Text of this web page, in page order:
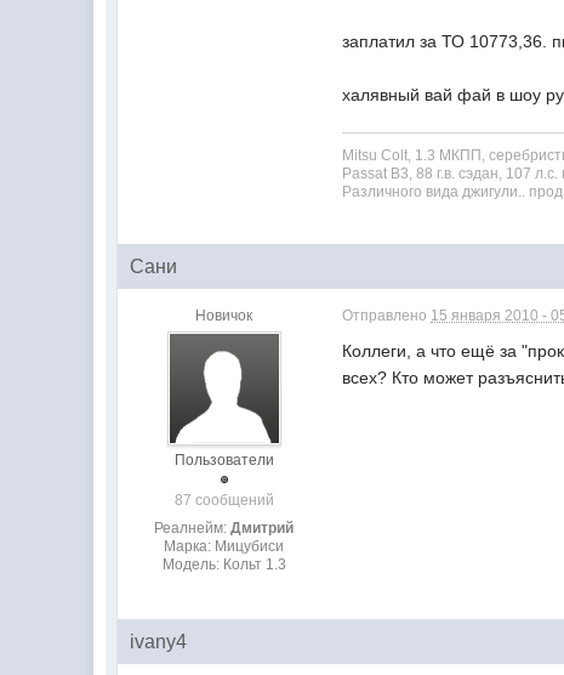
заплатил за ТО 10773,36.
халявный вай фай в шоу
Mitsu Colt, 1.3 МКПП,
Passat B3, 88 г.в. сэдан, 107 л.с.
Различного вида джигули..
Сани
Новичок
Пользователи
87 сообщений
Реалнейм:Дмитрий
Марка: Мицубиси
Модель: Кольт 1.3
Отправлено 15 января 2010 -
Коллеги, а что ещё за
всех? Кто может
ivany4